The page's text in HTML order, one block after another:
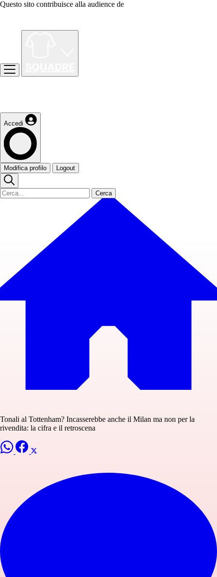
Questo sito contribuisce alla audience de
Accedi
Modifica profilo Logout
Cerca
Tonali al Tottenham? Incasserebbe anche il Milan ma non per la
rivendita: la cifra e il retroscena